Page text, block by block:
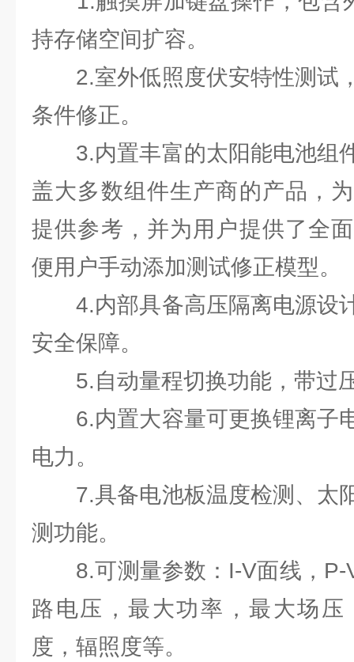
持存储空间扩容。
2.室外低照度伏安特性测试
条件修正。
3.内置丰富的太阳能电池组
盖大多数组件生产商的产品，
提供参考，并为用户提供了全
便用户手动添加测试修正模型。
4.内部具备高压隔离电源设
安全保障。
5.自动量程切换功能，带过
6.内置大容量可更换锂离子
电力。
7.具备电池板温度检测、太
测功能。
8.可测量参数：I-V面线，P-
路电压，最大功率，最大场
度，辐照度等。